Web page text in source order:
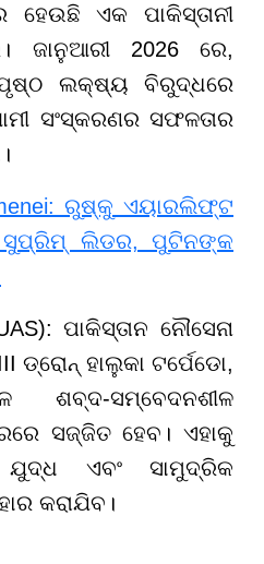
ଏକ ପାକିସ୍ତାନୀ
ଜାନୁଆରୀ 2026 ରେ,
ପୃଷ୍ଠ ଲକ୍ଷ୍ୟ ବିରୁଦ୍ଧରେ
ସଂସ୍କରଣର ସଫଳତାର
ରୁଷ୍‌କୁ ଏୟାରଲିଫ୍ଟ
ସୁପ୍ରିମ୍ ଲିଡର, ପୁଟିନଙ୍କ
ପାକିସ୍ତାନ ନୌସେନା
ଡ୍ରୋନ୍ ହାଲୁକା ଟର୍ପେଡୋ,
ଶବ୍ଦ-ସମ୍ବେଦନଶୀଳ
ସଜ୍ଜିତ ହେବ। ଏହାକୁ
ଯୁଦ୍ଧ ଏବଂ ସାମୁଦ୍ରିକ
କରାଯିବ।